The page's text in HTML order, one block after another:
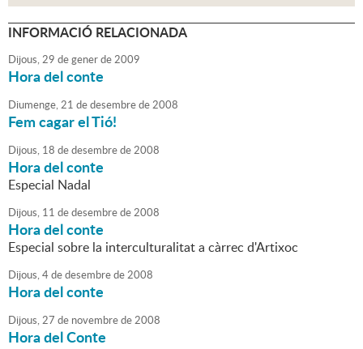
INFORMACIÓ RELACIONADA
Dijous,29 degenerde2009
Hora del conte
Diumenge,21 dedesembrede2008
Fem cagar el Tió!
Dijous, 18 dedesembrede2008
Hora del conte
Especial Nadal
Dijous, 11 dedesembrede2008
Hora del conte
Especial sobre la interculturalitat a càrrec d'Artixoc
Dijous,4dedesembrede2008
Hora del conte
Dijous,27 de novembrede2008
Hora del Conte